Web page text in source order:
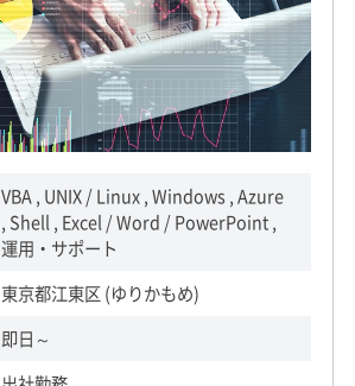
VBA , UNIX / Linux , Windows , Azure
, Shell , Excel / Word / PowerPoint ,
運用・サポート
東京都江東区 (ゆりかもめ)
即日～